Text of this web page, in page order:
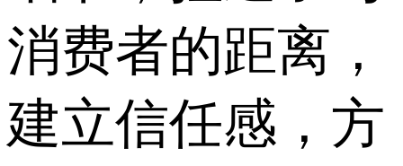
消费者的距离，
建立信任感，方